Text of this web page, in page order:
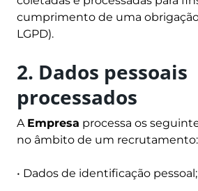
cumprimento de uma obrigação
LGPD).
2. Dados pessoais
processados
A Empresa processa os
no âmbito de um recrutamento:
• Dados de identificação pessoal;